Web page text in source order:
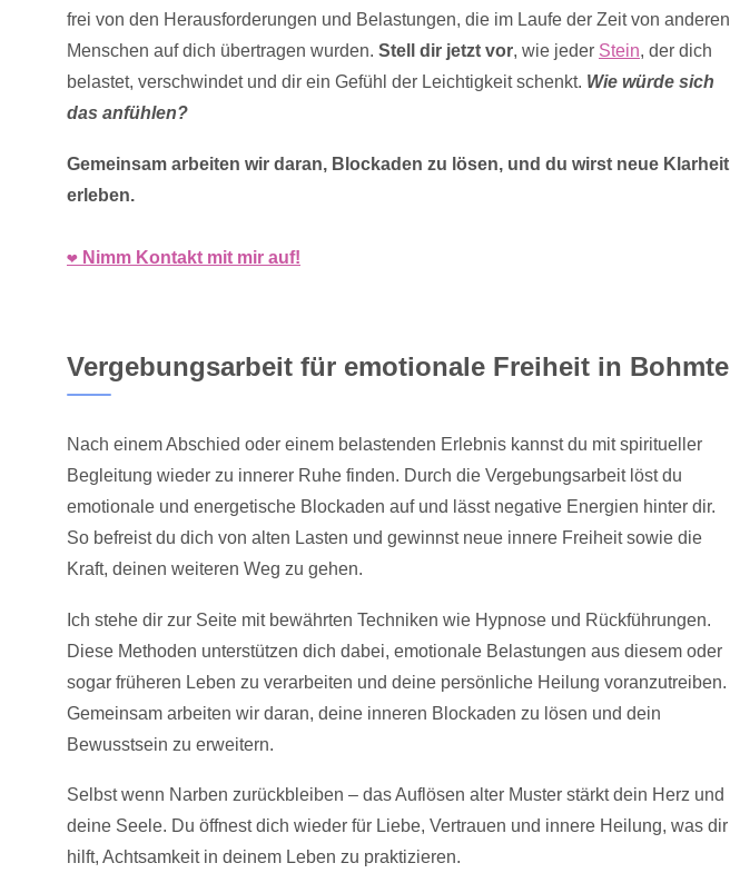
frei von den Herausforderungen und Belastungen, die im Laufe der Zeit von anderen
Menschen auf dich übertragen wurden. Stell dir jetzt vor, wie jeder Stein, der dich
belastet, verschwindet und dir ein Gefühl der Leichtigkeit schenkt. Wie würde sich
das anfühlen?
Gemeinsam arbeiten wir daran, Blockaden zu lösen, und du wirst neue Klarheit
erleben.
❤️ Nimm Kontakt mit mir auf!
Vergebungsarbeit für emotionale Freiheit in Bohmte
Nach einem Abschied oder einem belastenden Erlebnis kannst du mit spiritueller
Begleitung wieder zu innerer Ruhe finden. Durch die Vergebungsarbeit löst du
emotionale und energetische Blockaden auf und lässt negative Energien hinter dir.
So befreist du dich von alten Lasten und gewinnst neue innere Freiheit sowie die
Kraft, deinen weiteren Weg zu gehen.
Ich stehe dir zur Seite mit bewährten Techniken wie Hypnose und Rückführungen.
Diese Methoden unterstützen dich dabei, emotionale Belastungen aus diesem oder
sogar früheren Leben zu verarbeiten und deine persönliche Heilung voranzutreiben.
Gemeinsam arbeiten wir daran, deine inneren Blockaden zu lösen und dein
Bewusstsein zu erweitern.
Selbst wenn Narben zurückbleiben – das Auflösen alter Muster stärkt dein Herz und
deine Seele. Du öffnest dich wieder für Liebe, Vertrauen und innere Heilung, was dir
hilft, Achtsamkeit in deinem Leben zu praktizieren.